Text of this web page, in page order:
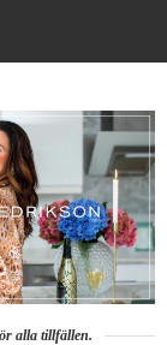
alla tillfällen.